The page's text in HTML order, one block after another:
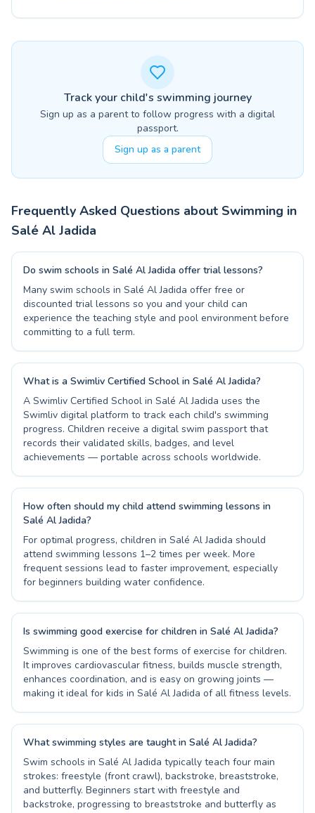
Track your child's swimming journey
Sign up as a parent to follow progress with a digital
passport.
Sign up as a parent
Frequently Asked Questions about Swimming in
Salé Al Jadida
Do swim schools in Salé Al Jadida offer trial lessons?
Many swim schools in Salé Al Jadida offer free or
discounted trial lessons so you and your child can
experience the teaching style and pool environment before
committing to a full term.
What is a Swimliv Certified School in Salé Al Jadida?
A Swimliv Certified School in Salé Al Jadida uses the
Swimliv digital platform to track each child's swimming
progress. Children receive a digital swim passport that
records their validated skills, badges, and level
achievements — portable across schools worldwide.
How often should my child attend swimming lessons in
Salé Al Jadida?
For optimal progress, children in Salé Al Jadida should
attend swimming lessons 1–2 times per week. More
frequent sessions lead to faster improvement, especially
for beginners building water confidence.
Is swimming good exercise for children in Salé Al Jadida?
Swimming is one of the best forms of exercise for children.
It improves cardiovascular fitness, builds muscle strength,
enhances coordination, and is easy on growing joints —
making it ideal for kids in Salé Al Jadida of all fitness levels.
What swimming styles are taught in Salé Al Jadida?
Swim schools in Salé Al Jadida typically teach four main
strokes: freestyle (front crawl), backstroke, breaststroke,
and butterfly. Beginners start with freestyle and
backstroke, progressing to breaststroke and butterfly as